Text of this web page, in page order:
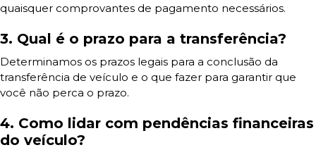
quaisquer comprovantes de pagamento necessários.
3. Qual é o prazo para a transferência?
Determinamos os prazos legais para a conclusão da
transferência de veículo e o que fazer para garantir que
você não perca o prazo.
4. Como lidar com pendências financeiras
do veículo?